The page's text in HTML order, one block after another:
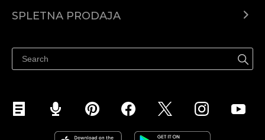
SPLETNA PRODAJA
Prodaja na Instagramu